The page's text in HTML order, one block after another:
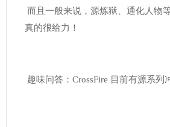
而且一般来说，源炼狱、通化人物
真的很给力！
趣味问答：CrossFire 目前有源系列